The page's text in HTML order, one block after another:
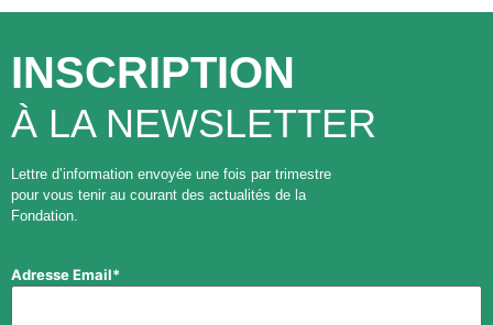
INSCRIPTION
À LA NEWSLETTER
Lettre d’information envoyée une fois par trimestre
pour vous tenir au courant des actualités de la
Fondation.
Adresse Email*